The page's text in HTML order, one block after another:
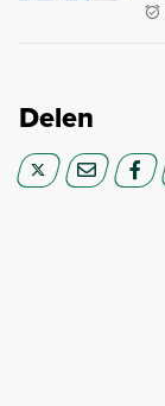
Delen